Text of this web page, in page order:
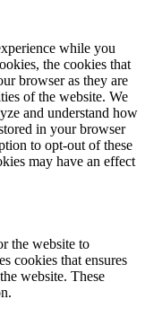
while you
the cookies that
browser as they are
of the website. We
and understand how
in your browser
to opt-out of these
may have an effect
the website to
cookies that ensures
website. These